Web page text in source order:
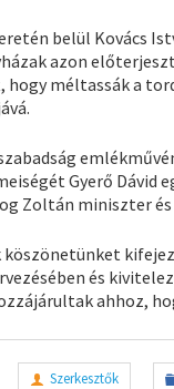
belül Kovács
azon
hogy méltassák a
Gyerő
Zoltán miniszter
és
ahhoz,
Szerkesztők